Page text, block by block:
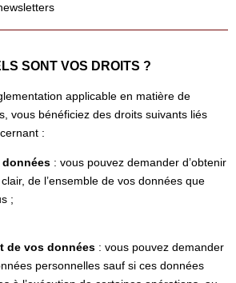
SONT VOS DROITS ?
applicable en matière de
vous bénéficiez des droits suivants liés
:
données : vous pouvez demander d’obtenir
de l’ensemble de vos données que
;
de vos données : vous pouvez demander
personnelles sauf si ces données